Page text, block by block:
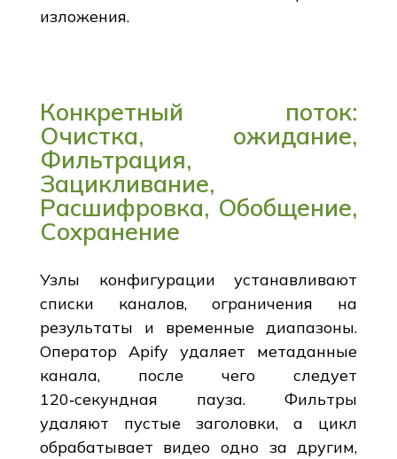
изложения.
Конкретный поток:
Очистка, ожидание,
Фильтрация,
Зацикливание,
Расшифровка, Обобщение,
Сохранение
Узлы конфигурации устанавливают
списки каналов, ограничения на
результаты и временные диапазоны.
Оператор Apify удаляет метаданные
канала, после чего следует
120‑секундная пауза. Фильтры
удаляют пустые заголовки, а цикл
обрабатывает видео одно за другим,